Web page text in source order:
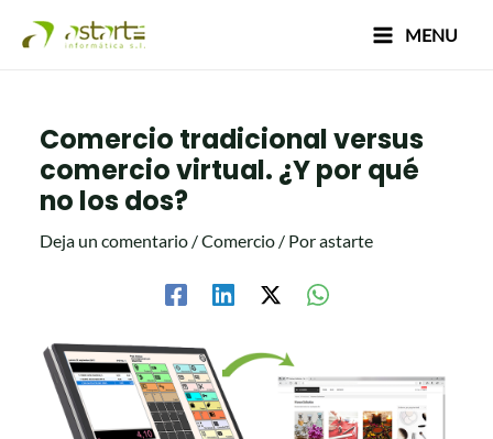
MainMENU
Comercio tradicional versus
comercio virtual. ¿Y por qué
no los dos?
Deja un comentario /Comercio / Porastarte
de